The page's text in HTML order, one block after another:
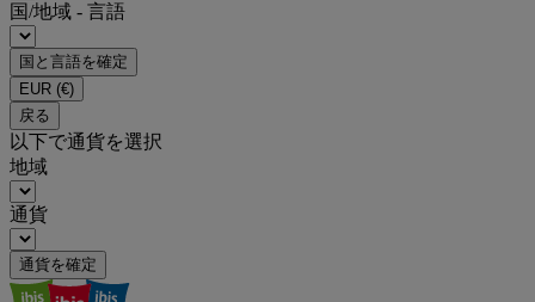
国/地域 - 言語
国と言語を確定
EUR (€)
戻る
以下で通貨を選択
地域
通貨
通貨を確定